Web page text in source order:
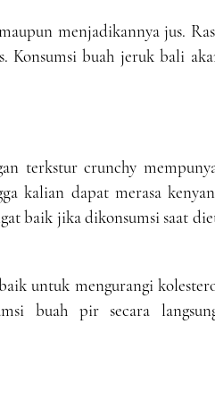
menjadikannya jus.
Konsumsi buah jeruk bali
terkstur crunchy
kalian dapat merasa
baik jika dikonsumsi saat
untuk mengurangi
buah pir secara